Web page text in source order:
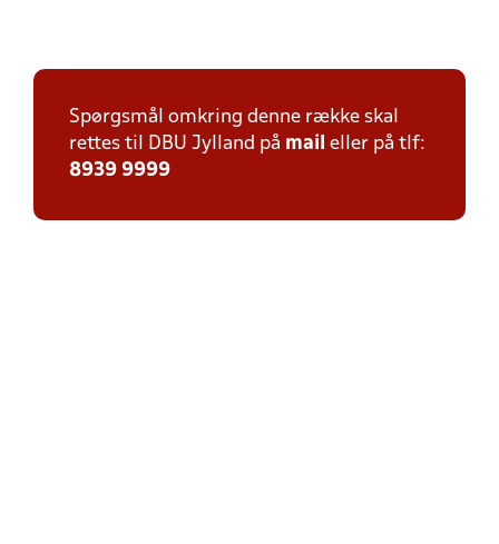
Spørgsmål omkring denne række skal
rettes til DBU Jylland på mail eller på tlf:
8939 9999